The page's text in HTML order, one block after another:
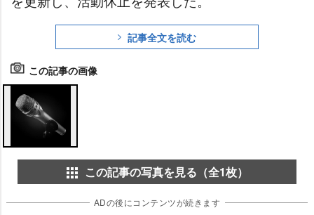
記事全文を読む
この記事の画像
この記事の写真を見る（全1枚）
ADの後にコンテンツが続きます